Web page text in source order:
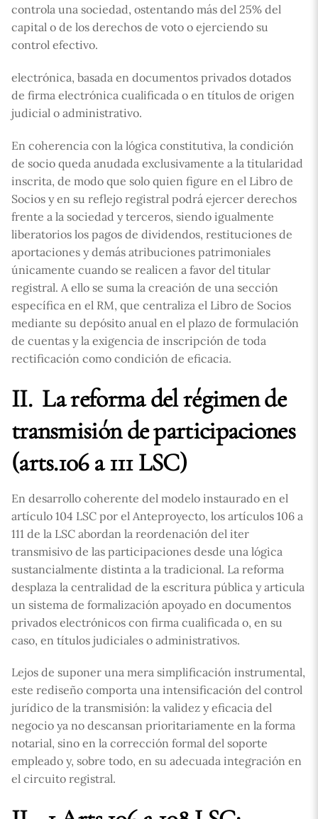
controla una sociedad, ostentando más del 25% del
capital o de los derechos de voto o ejerciendo su
control efectivo.
electrónica, basada en documentos privados dotados
de firma electrónica cualificada o en títulos de origen
judicial o administrativo.
En coherencia con la lógica constitutiva, la condición
de socio queda anudada exclusivamente a la titularidad
inscrita, de modo que solo quien figure en el Libro de
Socios y en su reflejo registral podrá ejercer derechos
frente a la sociedad y terceros, siendo igualmente
liberatorios los pagos de dividendos, restituciones de
aportaciones y demás atribuciones patrimoniales
únicamente cuando se realicen a favor del titular
registral. A ello se suma la creación de una sección
específica en el RM, que centraliza el Libro de Socios
mediante su depósito anual en el plazo de formulación
de cuentas y la exigencia de inscripción de toda
rectificación como condición de eficacia.
II. La reforma del régimen de
transmisión de participaciones
(arts.106 a 111 LSC)
En desarrollo coherente del modelo instaurado en el
artículo 104 LSC por el Anteproyecto, los artículos 106 a
111 de la LSC abordan la reordenación del iter
transmisivo de las participaciones desde una lógica
sustancialmente distinta a la tradicional. La reforma
desplaza la centralidad de la escritura pública y articula
un sistema de formalización apoyado en documentos
privados electrónicos con firma cualificada o, en su
caso, en títulos judiciales o administrativos.
Lejos de suponer una mera simplificación instrumental,
este rediseño comporta una intensificación del control
jurídico de la transmisión: la validez y eficacia del
negocio ya no descansan prioritariamente en la forma
notarial, sino en la corrección formal del soporte
empleado y, sobre todo, en su adecuada integración en
el circuito registral.